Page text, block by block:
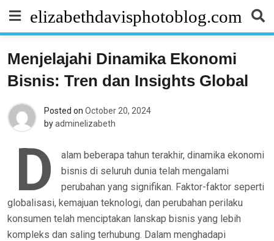
content
elizabethdavisphotoblog.com
Menjelajahi Dinamika Ekonomi
Bisnis: Tren dan Insights Global
Posted on October 20, 2024
byadminelizabeth
D
alam beberapa tahun terakhir, dinamika ekonomi
bisnis di seluruh dunia telah mengalami
perubahan yang signifikan. Faktor-faktor seperti
globalisasi, kemajuan teknologi, dan perubahan perilaku
konsumen telah menciptakan lanskap bisnis yang lebih
kompleks dan saling terhubung. Dalam menghadapi